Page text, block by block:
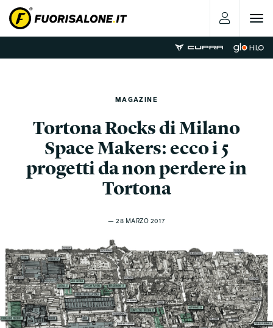
Toggle
MAGAZINE
Tortona Rocks di Milano
Space Makers: ecco i 5
progetti da non perdere in
Tortona
— 28 MARZO 2017